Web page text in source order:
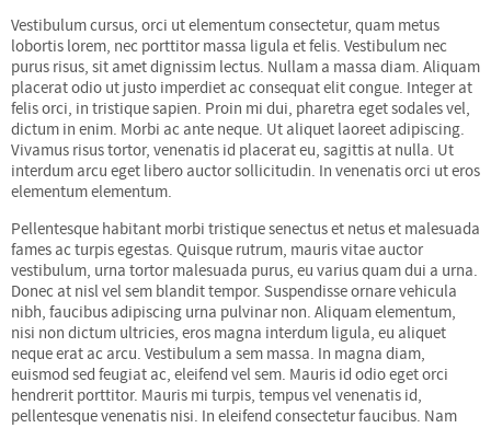
Vestibulum cursus, orci ut elementum consectetur, quam metus
lobortis lorem, nec porttitor massa ligula et felis. Vestibulum nec
purus risus, sit amet dignissim lectus. Nullam a massa diam. Aliquam
placerat odio ut justo imperdiet ac consequat elit congue. Integer at
felis orci, in tristique sapien. Proin mi dui, pharetra eget sodales vel,
dictum in enim. Morbi ac ante neque. Ut aliquet laoreet adipiscing.
Vivamus risus tortor, venenatis id placerat eu, sagittis at nulla. Ut
interdum arcu eget libero auctor sollicitudin. In venenatis orci ut eros
elementum elementum.
Pellentesque habitant morbi tristique senectus et netus et malesuada
fames ac turpis egestas. Quisque rutrum, mauris vitae auctor
vestibulum, urna tortor malesuada purus, eu varius quam dui a urna.
Donec at nisl vel sem blandit tempor. Suspendisse ornare vehicula
nibh, faucibus adipiscing urna pulvinar non. Aliquam elementum,
nisi non dictum ultricies, eros magna interdum ligula, eu aliquet
neque erat ac arcu. Vestibulum a sem massa. In magna diam,
euismod sed feugiat ac, eleifend vel sem. Mauris id odio eget orci
hendrerit porttitor. Mauris mi turpis, tempus vel venenatis id,
pellentesque venenatis nisi. In eleifend consectetur faucibus. Nam